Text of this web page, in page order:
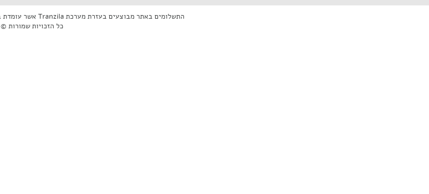
התשלומים באתר מבוצעים בעזרת מערכת Tranzila אשר עומדת בתקן האבטחה המחמיר ביותר PCI DSS Level-1
כל הזכויות שמורות © 2026